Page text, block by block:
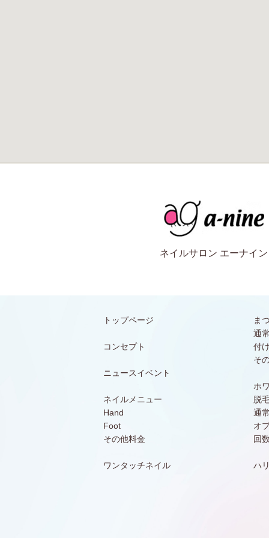
ネイルサロン エーナイン
トップページ
コンセプト
ニュースイベント
ネイルメニュー
Hand
Foot
その他料金
ワンタッチネイル
ま
通
付
そ
ホ
脱
通
オ
回
ハ